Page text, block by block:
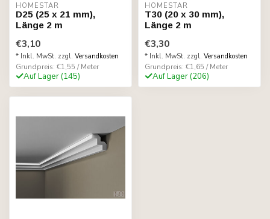
HOMESTAR
D25 (25 x 21 mm),
Länge 2 m
€3,10
* Inkl. MwSt. zzgl. Versandkosten
Grundpreis: €1,55 / Meter
Auf Lager (145)
HOMESTAR
T30 (20 x 30 mm),
Länge 2 m
€3,30
* Inkl. MwSt. zzgl. Versandkosten
Grundpreis: €1,65 / Meter
Auf Lager (206)